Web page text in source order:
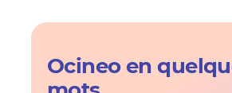
Ocineo en